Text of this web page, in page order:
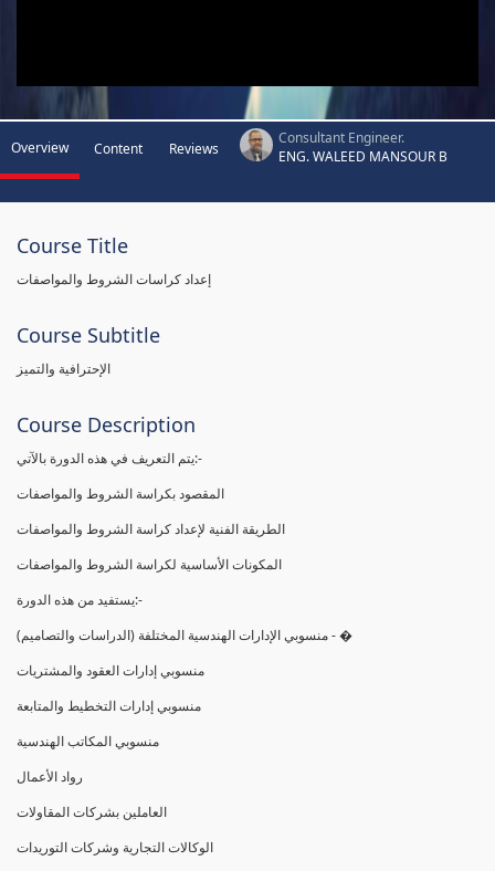
Overview Content Reviews
Consultant Engineer.
ENG. WALEED MANSOUR B
Course Title
إعداد كراسات الشروط والمواصفات
Course Subtitle
الإحترافية والتميز
Course Description
يتم التعريف في هذه الدورة بالآتي:-
المقصود بكراسة الشروط والمواصفات
الطريقة الفنية لإعداد كراسة الشروط والمواصفات
المكونات الأساسية لكراسة الشروط والمواصفات
يستفيد من هذه الدورة:-
(منسوبي الإدارات الهندسية المختلفة (الدراسات والتصاميم - �
منسوبي إدارات العقود والمشتريات
منسوبي إدارات التخطيط والمتابعة
منسوبي المكاتب الهندسية
رواد الأعمال
العاملين بشركات المقاولات
الوكالات التجارية وشركات التوريدات